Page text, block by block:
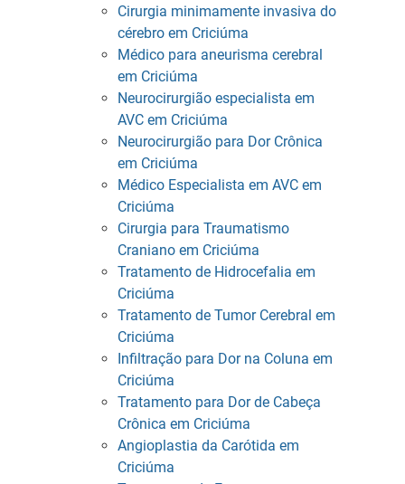
Cirurgia minimamente invasiva do
cérebro em Criciúma
Médico para aneurisma cerebral
em Criciúma
Neurocirurgião especialista em
AVC em Criciúma
Neurocirurgião para Dor Crônica
em Criciúma
Médico Especialista em AVC em
Criciúma
Cirurgia para Traumatismo
Craniano em Criciúma
Tratamento de Hidrocefalia em
Criciúma
Tratamento de Tumor Cerebral em
Criciúma
Infiltração para Dor na Coluna em
Criciúma
Tratamento para Dor de Cabeça
Crônica em Criciúma
Angioplastia da Carótida em
Criciúma